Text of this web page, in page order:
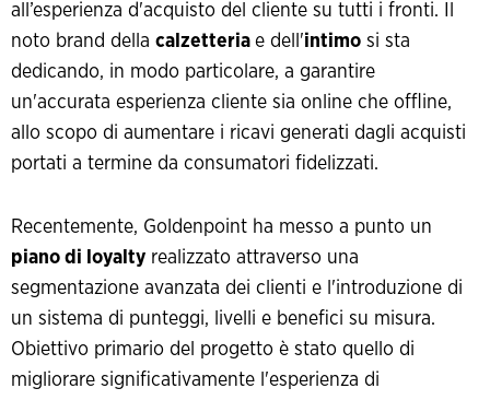
all’esperienza d'acquisto del cliente su tutti i fronti. Il
noto brand della calzetteria e dell'intimo si sta
dedicando, in modo particolare, a garantire
un'accurata esperienza cliente sia online che offline,
allo scopo di aumentare i ricavi generati dagli acquisti
portati a termine da consumatori fidelizzati.
Recentemente, Goldenpoint ha messo a punto un
piano di loyalty realizzato attraverso una
segmentazione avanzata dei clienti e l'introduzione di
un sistema di punteggi, livelli e benefici su misura.
Obiettivo primario del progetto è stato quello di
migliorare significativamente l'esperienza di